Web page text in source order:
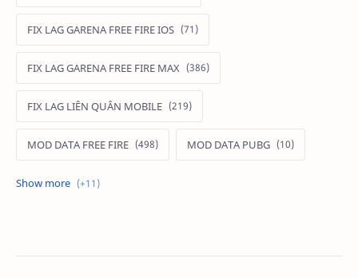
FIX LAG GARENA FREE FIRE IOS
FIX LAG GARENA FREE FIRE MAX
FIX LAG LIÊN QUÂN MOBILE
MOD DATA FREE FIRE MOD DATA PUBG
MOD FREE FIRE
MOD LIÊN QUÂN MOBILE IOS